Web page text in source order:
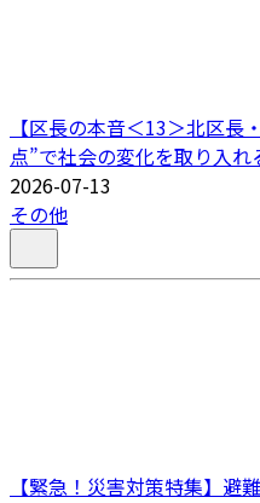
【区長の本音＜13＞北区
点”で社会の変化を取り入れ
2026-07-13
その他
【緊急！災害対策特集】避